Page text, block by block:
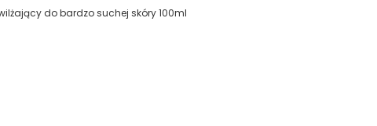
do bardzo suchej skóry 100ml